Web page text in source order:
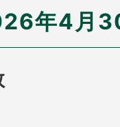
年4月